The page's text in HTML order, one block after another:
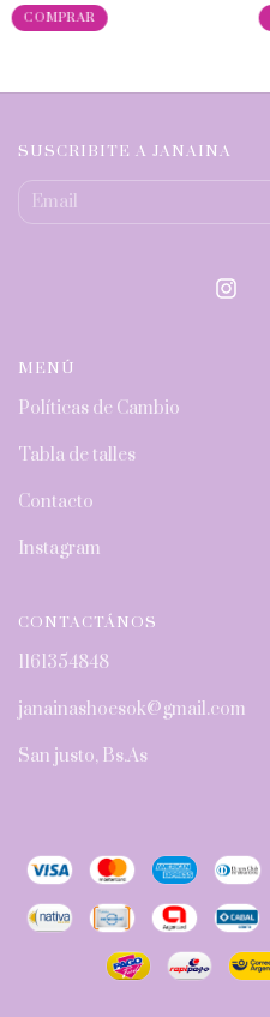
COMPRAR
SUSCRIBITE A JANAINA
MENÚ
Políticas de Cambio
Tabla de talles
Contacto
Instagram
CONTACTÁNOS
1161354848
janainashoesok@gmail.com
San justo, Bs.As